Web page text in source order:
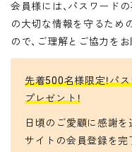
会員様には、パスワード
の大切な情報を守るため
ので、ご理解とご協力をお
先着500名様限定！パ
プレゼント！
日頃のご愛顧に感謝を
サイトの会員登録を完